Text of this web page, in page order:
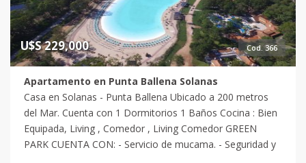
Cod. 366
U$S 229,000
Apartamento en Punta Ballena Solanas
Casa en Solanas - Punta Ballena Ubicado a 200 metros
del Mar. Cuenta con 1 Dormitorios 1 Baños Cocina : Bien
Equipada, Living , Comedor , Living Comedor GREEN
PARK CUENTA CON: - Servicio de mucama. - Seguridad y